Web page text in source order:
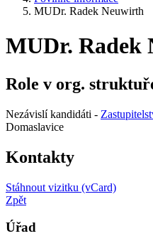
MUDr. Radek Neuwirth
MUDr. Radek
Role v org.
Nezávislí kandidáti -
Domaslavice
Kontakty
Stáhnout vizitku (vCard)
Zpět
Úřad